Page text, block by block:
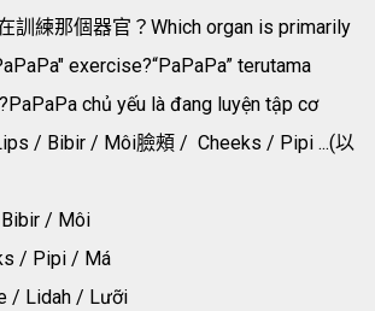
訓練那個器官？Which organ is primarily
exercise?“PaPaPa” terutama
chủ yếu là đang luyện tập cơ
/ Bibir / Môi臉頰 / Cheeks / Pipi ...(以
/ Môi
/ Pipi / Má
/ Lidah / Lưỡi